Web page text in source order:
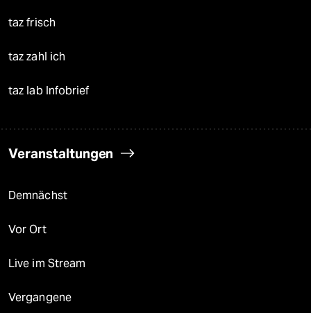
taz frisch
taz zahl ich
taz lab Infobrief
Veranstaltungen
Demnächst
Vor Ort
Live im Stream
Vergangene